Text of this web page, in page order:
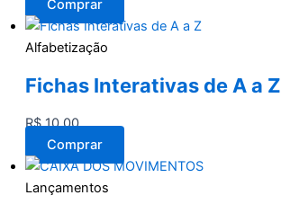
Comprar
Alfabetização
Fichas Interativas de A a Z
R$10,00
Comprar
Lançamentos